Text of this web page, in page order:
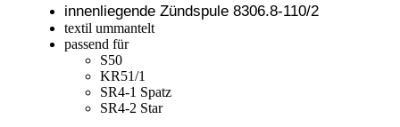
innenliegende Zündspule 8306.8-110/2
textil ummantelt
passend für
S50
KR51/1
SR4-1 Spatz
SR4-2 Star